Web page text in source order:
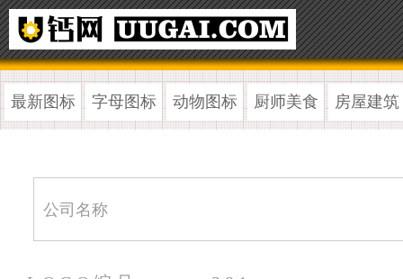
最新图标 字母图标 动物图标 厨师美食 房屋建筑